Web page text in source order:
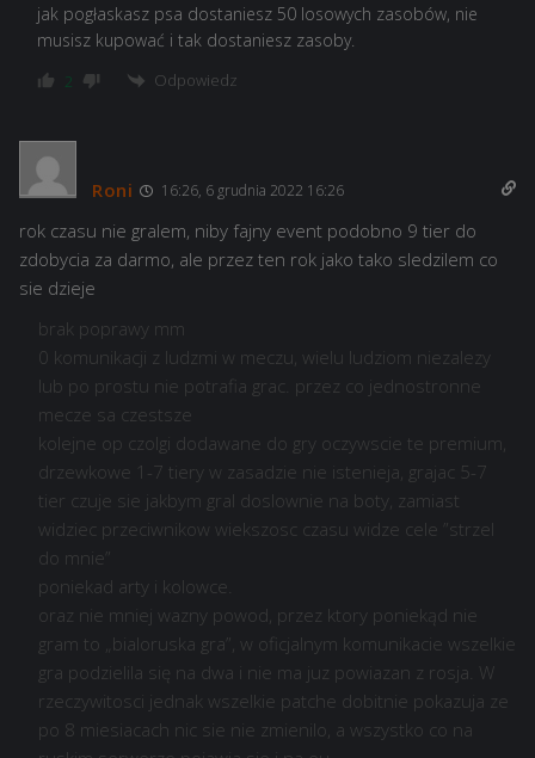
jak pogłaskasz psa dostaniesz 50 losowych zasobów, nie
musisz kupować i tak dostaniesz zasoby.
2 Odpowiedz
Roni 16:26, 6 grudnia 2022 16:26
rok czasu nie gralem, niby fajny event podobno 9 tier do
zdobycia za darmo, ale przez ten rok jako tako sledzilem co
sie dzieje
brak poprawy mm
0 komunikacji z ludzmi w meczu, wielu ludziom niezalezy
lub po prostu nie potrafia grac. przez co jednostronne
mecze sa czestsze
kolejne op czolgi dodawane do gry oczywscie te premium,
drzewkowe 1-7 tiery w zasadzie nie istenieja, grajac 5-7
tier czuje sie jakbym gral doslownie na boty, zamiast
widziec przeciwnikow wiekszosc czasu widze cele ”strzel
do mnie”
poniekad arty i kolowce.
oraz nie mniej wazny powod, przez ktory poniekąd nie
gram to „bialoruska gra”, w oficjalnym komunikacie wszelkie
gra podzielila się na dwa i nie ma juz powiazan z rosja. W
rzeczywitosci jednak wszelkie patche dobitnie pokazuja ze
po 8 miesiacach nic sie nie zmienilo, a wszystko co na